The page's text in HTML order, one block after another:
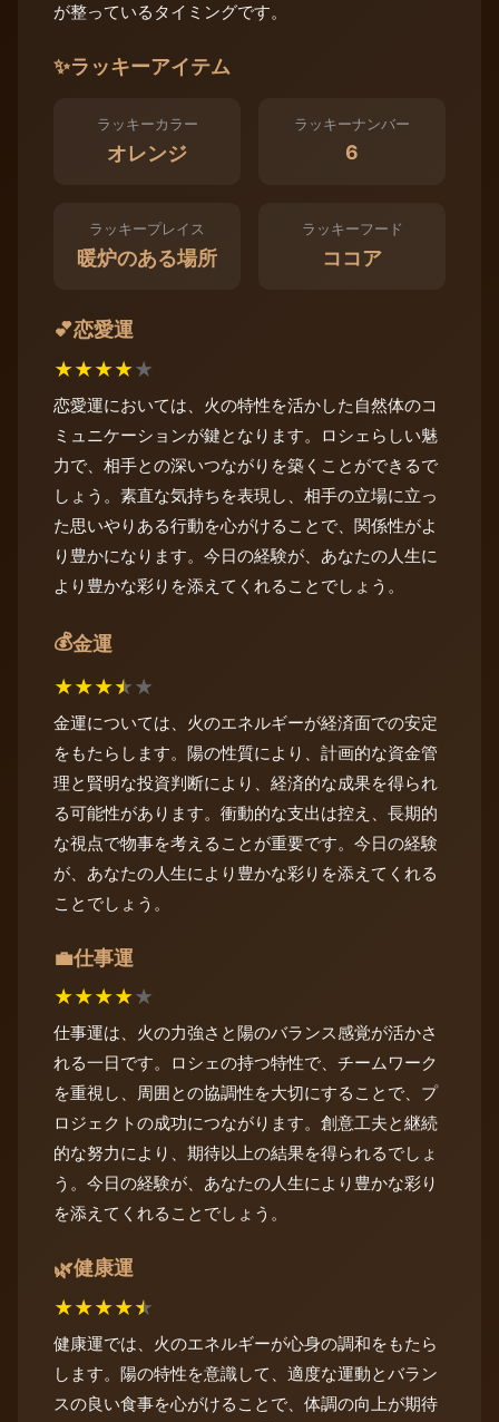
が整っているタイミングです。
✨ラッキーアイテム
ラッキーカラー
オレンジ
ラッキーナンバー
6
ラッキープレイス
暖炉のある場所
ラッキーフード
ココア
💕恋愛運
★★★★★
恋愛運においては、火の特性を活かした自然体のコ
ミュニケーションが鍵となります。ロシェらしい魅
力で、相手との深いつながりを築くことができるで
しょう。素直な気持ちを表現し、相手の立場に立っ
た思いやりある行動を心がけることで、関係性がよ
り豊かになります。今日の経験が、あなたの人生に
より豊かな彩りを添えてくれることでしょう。
💰金運
★★★★★
金運については、火のエネルギーが経済面での安定
をもたらします。陽の性質により、計画的な資金管
理と賢明な投資判断により、経済的な成果を得られ
る可能性があります。衝動的な支出は控え、長期的
な視点で物事を考えることが重要です。今日の経験
が、あなたの人生により豊かな彩りを添えてくれる
ことでしょう。
💼仕事運
★★★★★
仕事運は、火の力強さと陽のバランス感覚が活かさ
れる一日です。ロシェの持つ特性で、チームワーク
を重視し、周囲との協調性を大切にすることで、プ
ロジェクトの成功につながります。創意工夫と継続
的な努力により、期待以上の結果を得られるでしょ
う。今日の経験が、あなたの人生により豊かな彩り
を添えてくれることでしょう。
🌿健康運
★★★★★
健康運では、火のエネルギーが心身の調和をもたら
します。陽の特性を意識して、適度な運動とバラン
スの良い食事を心がけることで、体調の向上が期待